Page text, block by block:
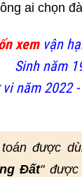
ai chọn
xemvận
Sinh năm
năm 2022 -
được
Đất" được